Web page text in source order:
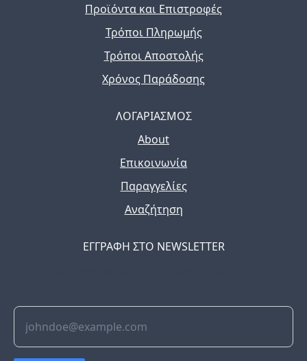
Προϊόντα και Επιστροφές
Τρόποι Πληρωμής
Τρόποι Αποστολής
Χρόνος Παράδοσης
ΛΟΓΑΡΙΑΣΜΟΣ
About
Επικοινωνία
Παραγγελίες
Αναζήτηση
ΕΓΓΡΑΦΗ ΣΤΟ NEWSLETTER